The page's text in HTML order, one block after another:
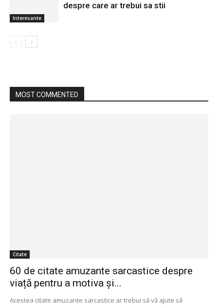
Interesante
despre care ar trebui sa stii
MOST COMMENTED
Citate
60 de citate amuzante sarcastice despre
viață pentru a motiva și...
Acestea citate amuzante sarcastice ar trebui să vă ajute să